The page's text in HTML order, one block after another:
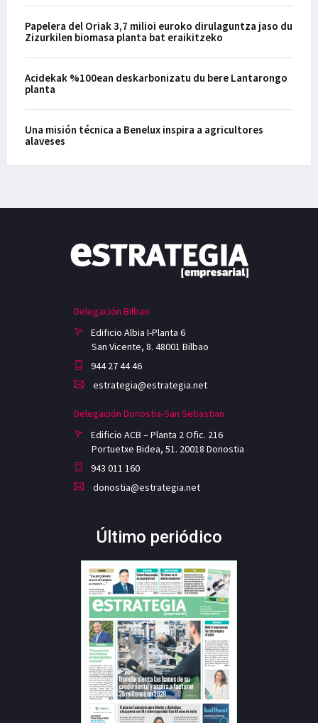
Papelera del Oriak 3,7 milioi euroko dirulaguntza jaso du
Zizurkilen biomasa planta bat eraikitzeko
Acidekak %100ean deskarbonizatu du bere Lantarongo
planta
Una misión técnica a Benelux inspira a agricultores
alaveses
Delegación Bilbao
Edificio Albia I-Planta 6
San Vicente, 8. 48001 Bilbao
944 27 44 46
estrategia@estrategia.net
Delegación Donostia-San Sebastian
Edificio ACB – Planta 2 Ofic. 216
Portuetxe Bidea, 51. 20018 Donostia
943 011 160
donostia@estrategia.net
Último periódico